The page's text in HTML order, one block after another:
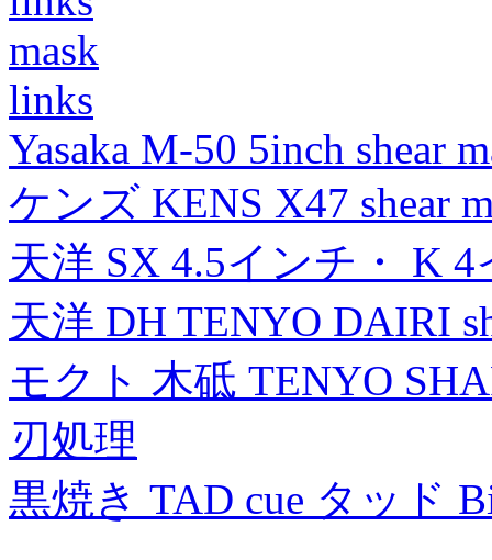
mask
links
Yasaka M-50 5inch shear
ケンズ KENS X47 shear
天洋 SX 4.5インチ・ K
天洋 DH TENYO DAIRI
モクト 木砥 TENYO
刃処理
黒焼き TAD cue タッド